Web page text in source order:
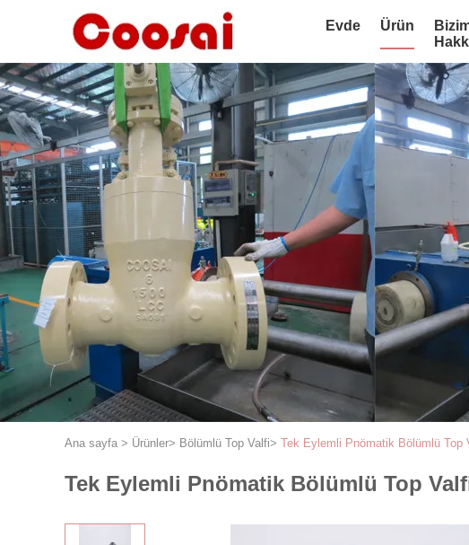
Evde Ürün
Ana sayfa > Ürünler> Bölümlü Top Valfi> Tek Eylemli Pnömatik Bölümlü Top
Tek Eylemli Pnömatik Bölümlü Top